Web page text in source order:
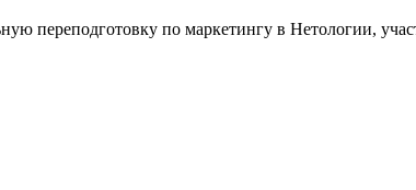
переподготовку по маркетингу в Нетологии,